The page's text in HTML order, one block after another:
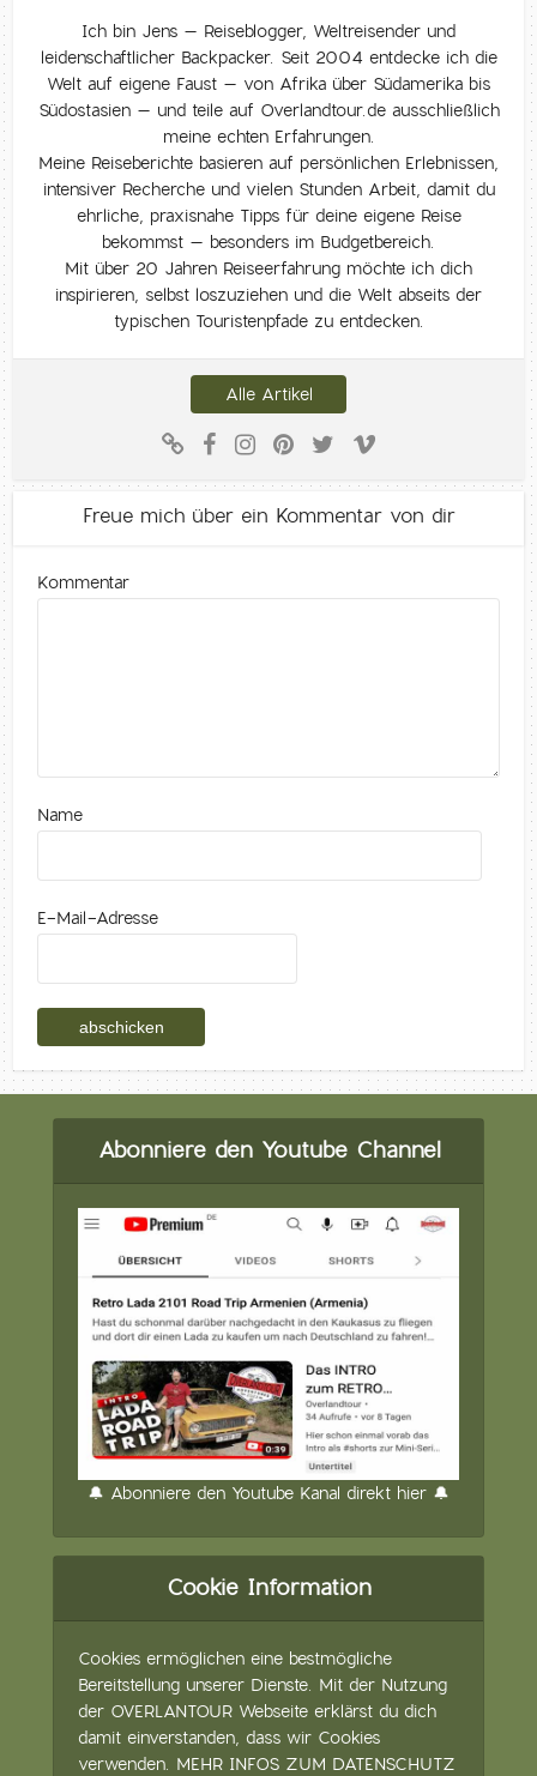
Ich bin Jens – Reiseblogger, Weltreisender und
leidenschaftlicher Backpacker. Seit 2004 entdecke ich die
Welt auf eigene Faust – von Afrika über Südamerika bis
Südostasien – und teile auf Overlandtour.de ausschließlich
meine echten Erfahrungen.
Meine Reiseberichte basieren auf persönlichen Erlebnissen,
intensiver Recherche und vielen Stunden Arbeit, damit du
ehrliche, praxisnahe Tipps für deine eigene Reise
bekommst – besonders im Budgetbereich.
Mit über 20 Jahren Reiseerfahrung möchte ich dich
inspirieren, selbst loszuziehen und die Welt abseits der
typischen Touristenpfade zu entdecken.
Alle Artikel
Freue mich über ein Kommentar von dir
Kommentar
Name
E-Mail-Adresse
Abonniere den Youtube Channel
🔔 Abonniere den Youtube Kanal direkt hier 🔔
Cookie Information
Cookies ermöglichen eine bestmögliche
Bereitstellung unserer Dienste. Mit der Nutzung
der OVERLANTOUR Webseite erklärst du dich
damit einverstanden, dass wir Cookies
verwenden. MEHR INFOS ZUM DATENSCHUTZ